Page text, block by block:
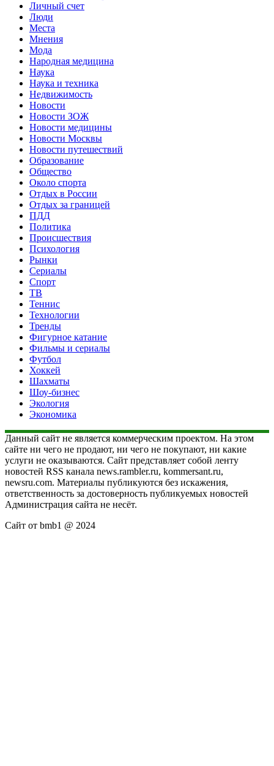
Личный счет
Люди
Места
Мнения
Мода
Народная медицина
Наука
Наука и техника
Недвижимость
Новости
Новости ЗОЖ
Новости медицины
Новости Москвы
Новости путешествий
Образование
Общество
Около спорта
Отдых в России
Отдых за границей
ПДД
Политика
Происшествия
Психология
Рынки
Сериалы
Спорт
ТВ
Теннис
Технологии
Тренды
Фигурное катание
Фильмы и сериалы
Футбол
Хоккей
Шахматы
Шоу-бизнес
Экология
Экономика
Данный сайт не является коммерческим проектом. На этом
сайте ни чего не продают, ни чего не покупают, ни какие
услуги не оказываются. Сайт представляет собой ленту
новостей RSS канала news.rambler.ru, kommersant.ru,
newsru.com. Материалы публикуются без искажения,
ответственность за достоверность публикуемых новостей
Администрация сайта не несёт.
Сайт от bmb1 @ 2024